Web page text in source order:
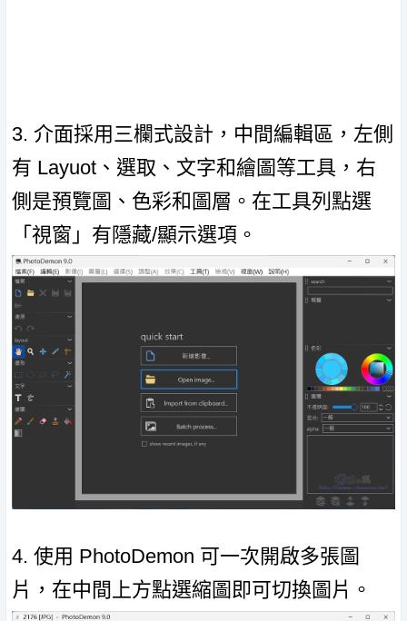
3. 介面採用三欄式設計，中間編輯區，左側
有 Layuot、選取、文字和繪圖等工具，右
側是預覽圖、色彩和圖層。在工具列點選
「視窗」有隱藏/顯示選項。
4. 使用 PhotoDemon 可一次開啟多張圖
片，在中間上方點選縮圖即可切換圖片。